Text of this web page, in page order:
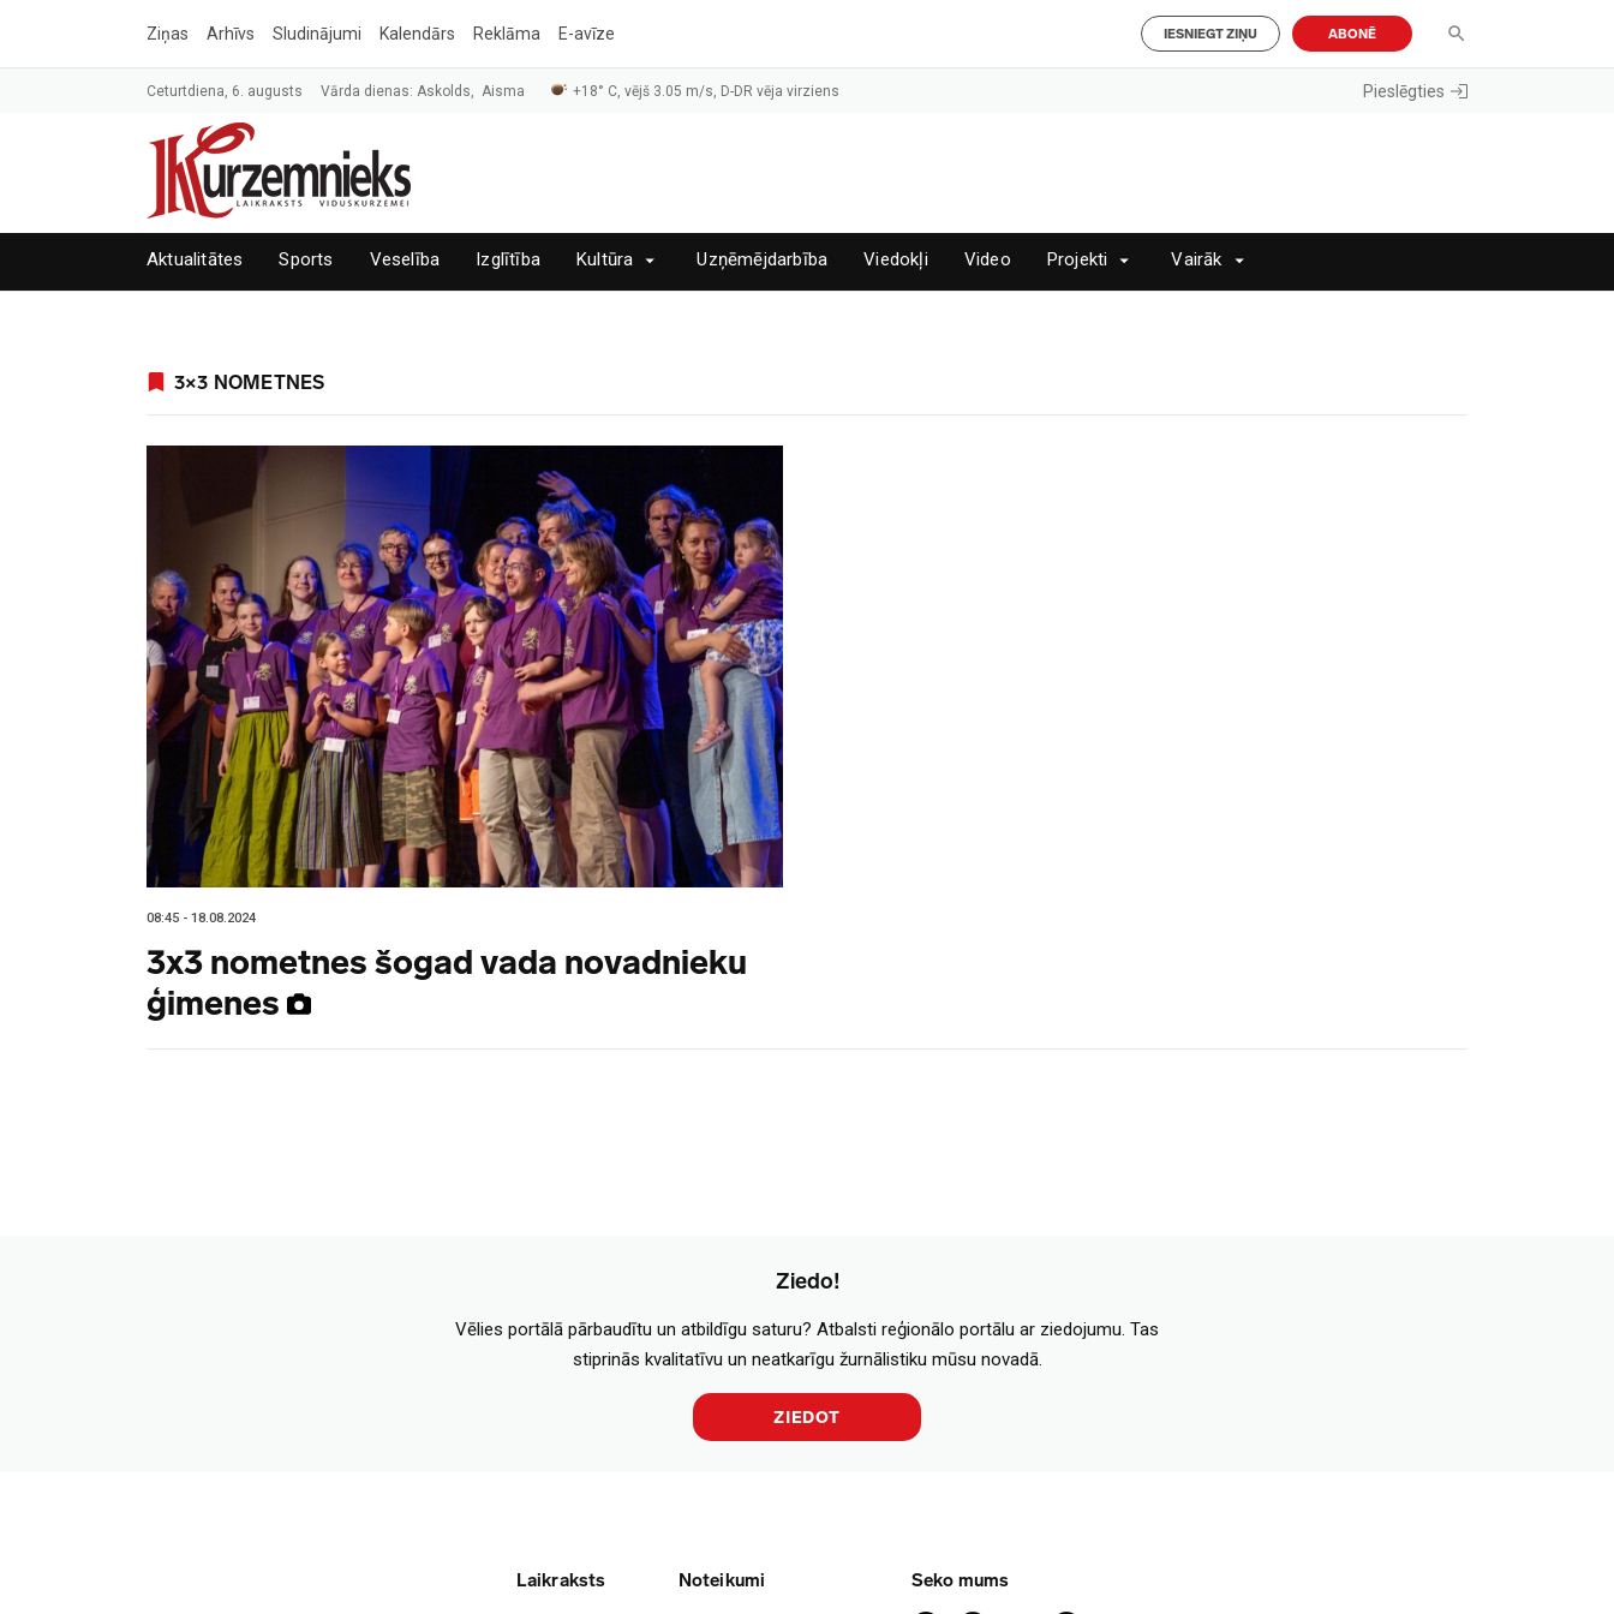
Ziņas Arhīvs Sludinājumi Kalendārs Reklāma E-avīze IESNIEGT ZIŅU ABONĒ
Ceturtdiena, 6. augusts Vārda dienas: Askolds, Aisma +18° C, vējš 3.05 m/s, D-DR vēja virziens Pieslēgties
Aktualitātes Sports Veselība Izglītība Kultūra Uzņēmējdarbība Viedokļi Video Projekti Vairāk
3×3 NOMETNES
08:45 - 18.08.2024
3x3 nometnes šogad vada novadnieku
ģimenes
Ziedo!
Vēlies portālā pārbaudītu un atbildīgu saturu? Atbalsti reģionālo portālu ar ziedojumu. Tas
stiprinās kvalitatīvu un neatkarīgu žurnālistiku mūsu novadā.
ZIEDOT
Laikraksts Noteikumi Seko mums